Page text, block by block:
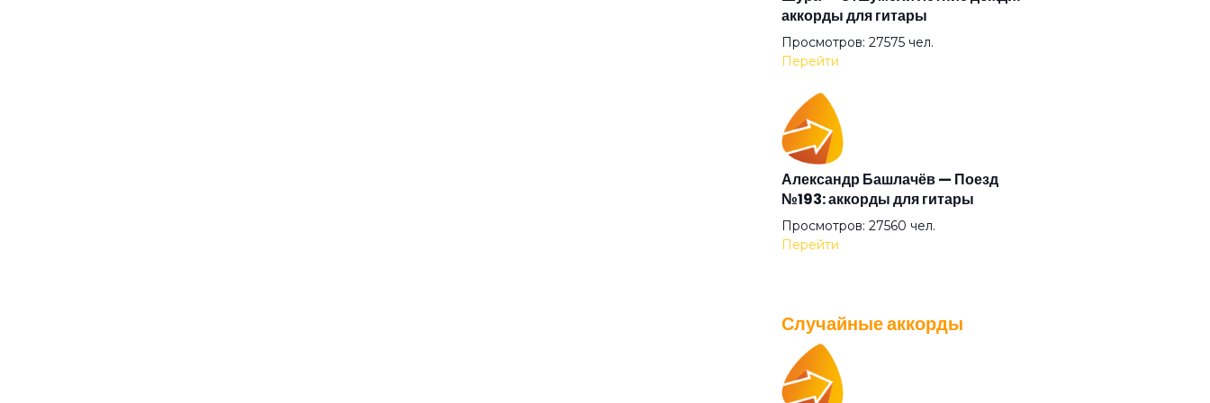
Бежали прочь
Безумные выси
Белая
Белый друг
Белый танец
аккорды для гитары
Просмотров: 27575 чел.
Перейти
Александр Башлачёв — Поезд
№193: аккорды для гитары
Просмотров: 27560 чел.
Перейти
IOWA — Плохо танцевать: аккорды
для гитары
Случайные аккорды